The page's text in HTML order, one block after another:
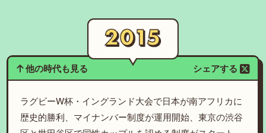
他の時代も見る シェアする
ラグビーW杯・イングランド大会で日本が南アフリカに
歴史的勝利、マイナンバー制度が運用開始、東京の渋谷